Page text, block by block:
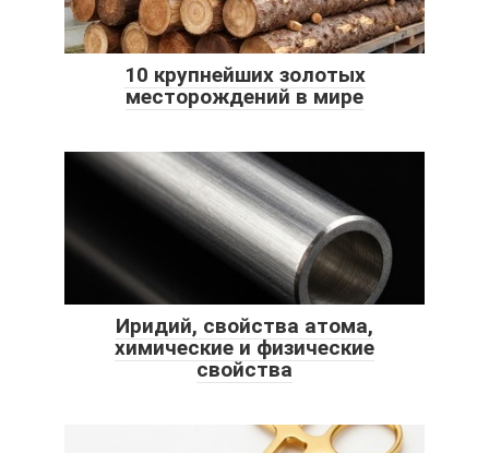
10 крупнейших золотых
месторождений в мире
Иридий, свойства атома,
химические и физические
свойства